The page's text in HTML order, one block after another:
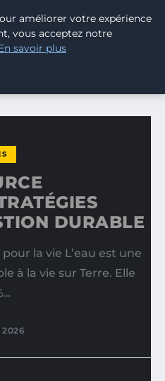
: STRATÉGIES POUR UNE…
DURABLE
la vie L’eau est une
à la vie sur Terre. Elle
2026
améliorer votre expérience
vous acceptez notre
savoir plus